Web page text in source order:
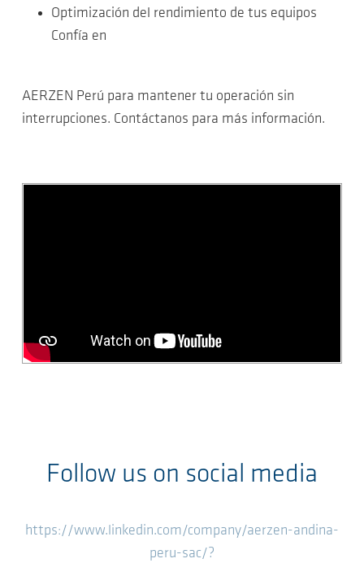
Optimización del rendimiento de tus equipos
Confía en
AERZEN Perú para mantener tu operación sin
interrupciones. Contáctanos para más información.
Follow us on social media
https://www.linkedin.com/company/aerzen-andina-
peru-sac/?